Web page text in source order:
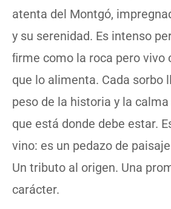
atenta del Montgó,
y su serenidad. Es intenso
ﬁrme como la roca pero vivo
que lo alimenta. Cada sorbo
peso de la historia y la
que está donde debe estar.
vino: es un pedazo de
Un tributo al origen. Una
carácter.